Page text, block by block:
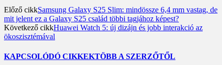
Előző cikkSamsung Galaxy S25 Slim: mindössze 6,4 mm vastag, de
mit jelent ez a Galaxy S25 család többi tagjához képest?
Következő cikkHuawei Watch 5: új dizájn és jobb interakció az
ökoszisztémával
KAPCSOLÓDÓ CIKKEKTÖBB A SZERZŐTŐL